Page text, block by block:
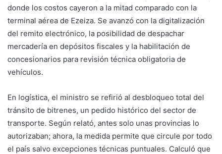
donde los costos cayeron a la mitad comparado con la
terminal aérea de Ezeiza. Se avanzó con la digitalización
del remito electrónico, la posibilidad de despachar
mercadería en depósitos fiscales y la habilitación de
concesionarios para revisión técnica obligatoria de
vehículos.
En logística, el ministro se refirió al desbloqueo total del
tránsito de bitrenes, un pedido histórico del sector de
transporte. Según relató, antes solo unas provincias lo
autorizaban; ahora, la medida permite que circule por todo
el país salvo excepciones técnicas puntuales. Calculó que